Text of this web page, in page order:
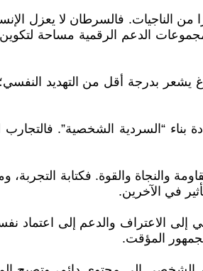
من الناجيات. فالسرطان لا يعزل
الدعم الرقمية مساحة
يشعر بدرجة أقل من التهديد
“السردية الشخصية”. فالتجارب
والقوة. فكتابة التجربة،
في الآخرين.
الاعتراف والدعم إلى اعتماد
المؤقت.